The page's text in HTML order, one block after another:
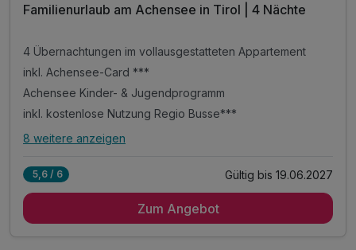
Familienurlaub am Achensee in Tirol | 4 Nächte
4 Übernachtungen im vollausgestatteten Appartement
inkl. Achensee-Card ***
Achensee Kinder- & Jugendprogramm
inkl. kostenlose Nutzung Regio Busse***
Alle Inklusivleistungen
inkl. Achensee-Card ***
8 weitere anzeigen
5,6 / 6 Gültig bis 19.06.2027
Zum Angebot